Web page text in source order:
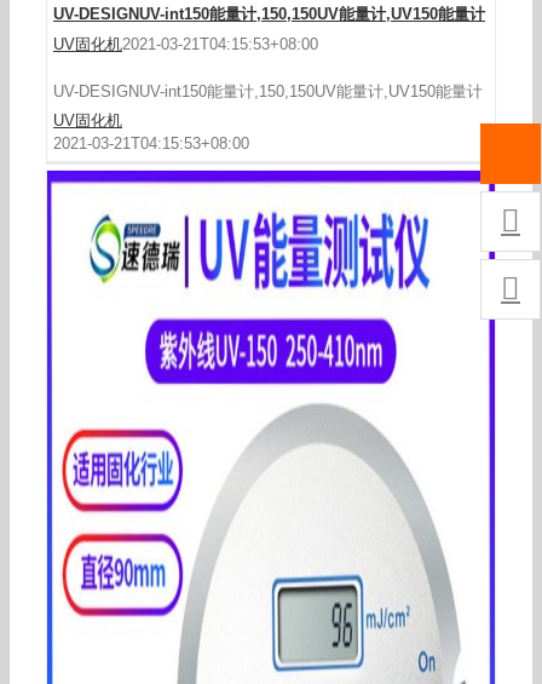
UV-DESIGNUV-int150能量计,150,150UV能量计,UV150能量计
UV固化机2021-03-21T04:15:53+08:00
UV-DESIGNUV-int150能量计,150,150UV能量计,UV150能量计
UV固化机
2021-03-21T04:15:53+08:00

